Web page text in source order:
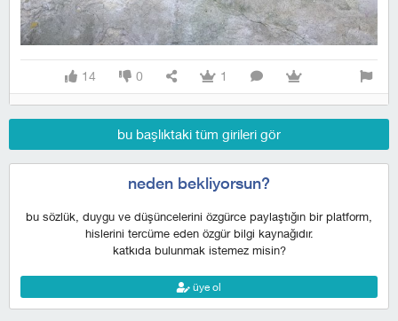
14 0 1
bu başlıktaki tüm girileri gör
neden bekliyorsun?
bu sözlük, duygu ve düşüncelerini özgürce paylaştığın bir platform,
hislerini tercüme eden özgür bilgi kaynağıdır.
katkıda bulunmak istemez misin?
üye ol